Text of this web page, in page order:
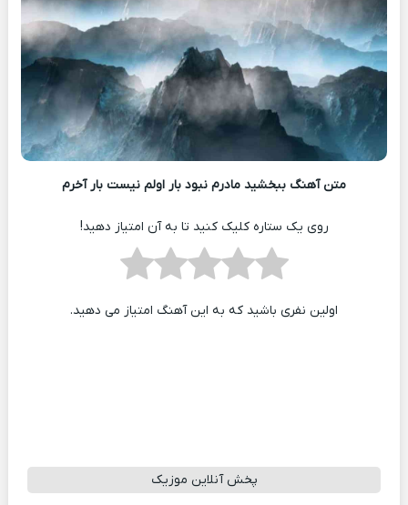
متن آهنگ ببخشید مادرم نبود بار اولم نیست بار آخرم
روی یک ستاره کلیک کنید تا به آن امتیاز دهید!
اولین نفری باشید که به این آهنگ امتیاز می دهید.
پخش آنلاین موزیک